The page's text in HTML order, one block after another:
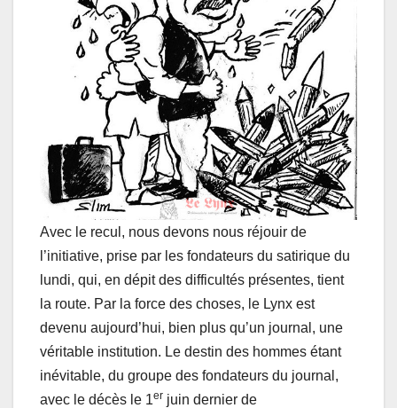
Avec le recul, nous devons nous réjouir de
l’initiative, prise par les fondateurs du satirique du
lundi, qui, en dépit des difficultés présentes, tient
la route. Par la force des choses, le Lynx est
devenu aujourd’hui, bien plus qu’un journal, une
véritable institution. Le destin des hommes étant
inévitable, du groupe des fondateurs du journal,
avec le décès le 1er juin dernier de